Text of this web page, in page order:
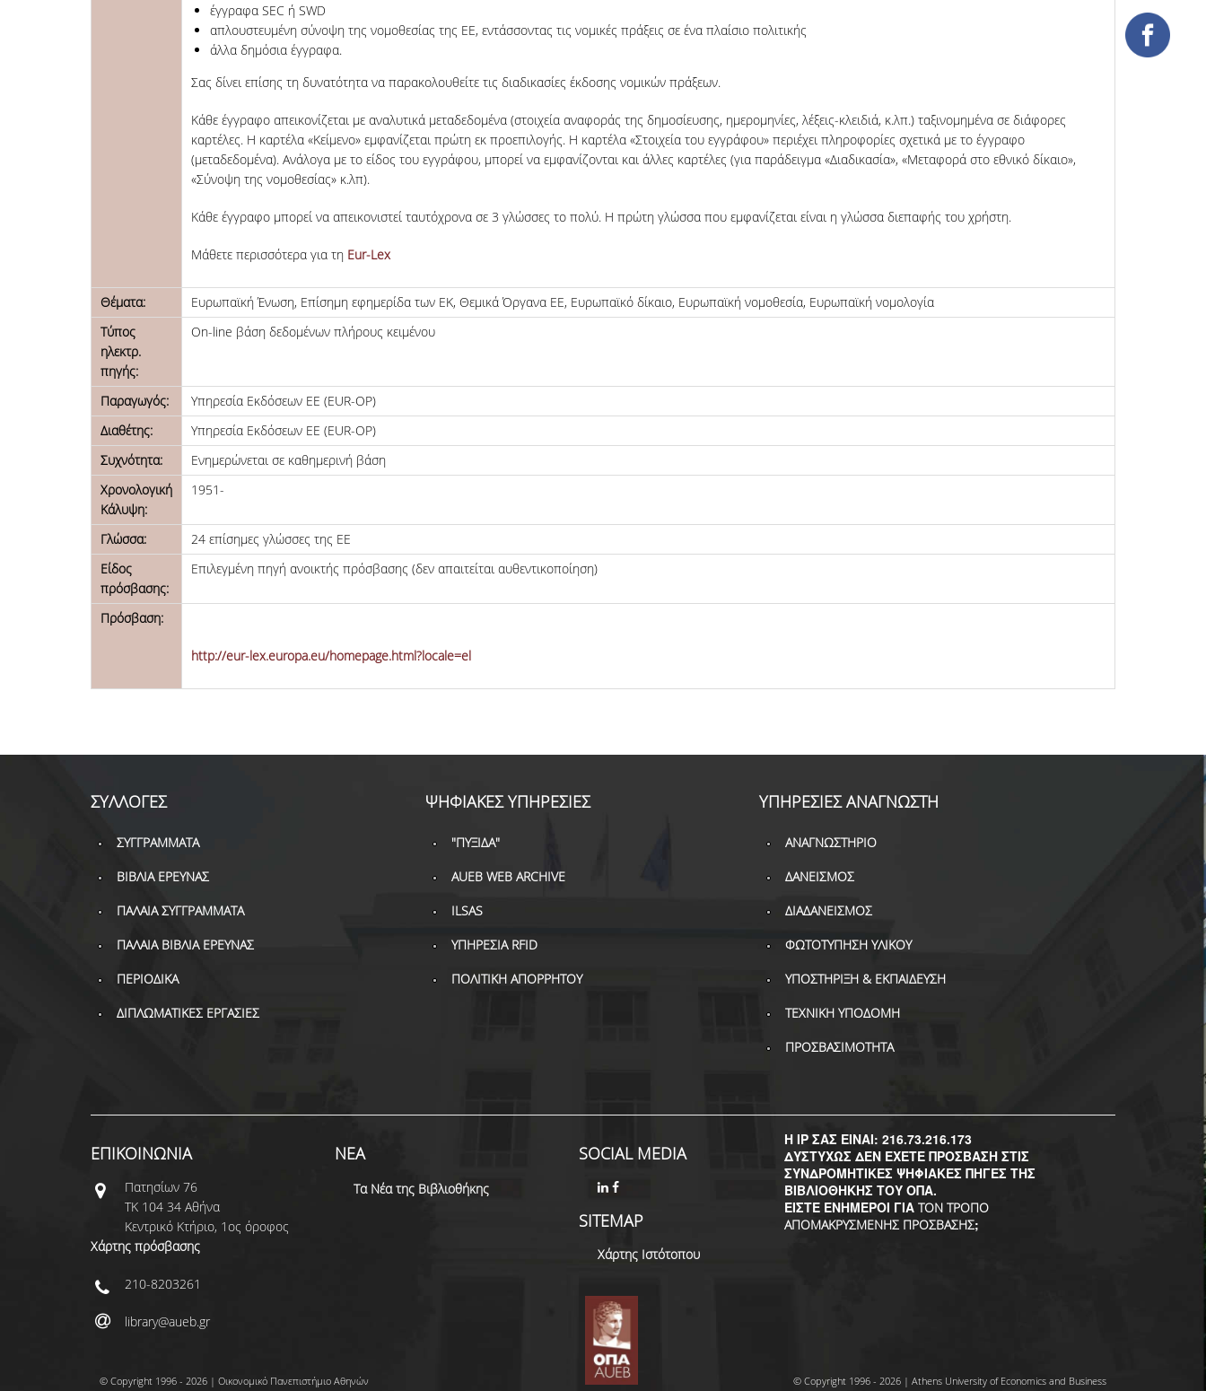
έγγραφα SEC ή SWD
απλουστευμένη σύνοψη της νομοθεσίας της ΕΕ, εντάσσοντας τις νομικές πράξεις σε ένα πλαίσιο πολιτικής
άλλα δημόσια έγγραφα.
Σας δίνει επίσης τη δυνατότητα να παρακολουθείτε τις διαδικασίες έκδοσης νομικών πράξεων.
Κάθε έγγραφο απεικονίζεται με αναλυτικά μεταδεδομένα (στοιχεία αναφοράς της δημοσίευσης, ημερομηνίες, λέξεις-κλειδιά, κ.λπ.) ταξινομημένα σε διάφορες
καρτέλες. Η καρτέλα «Κείμενο» εμφανίζεται πρώτη εκ προεπιλογής. Η καρτέλα «Στοιχεία του εγγράφου» περιέχει πληροφορίες σχετικά με το έγγραφο
(μεταδεδομένα). Ανάλογα με το είδος του εγγράφου, μπορεί να εμφανίζονται και άλλες καρτέλες (για παράδειγμα «Διαδικασία», «Μεταφορά στο εθνικό δίκαιο»,
«Σύνοψη της νομοθεσίας» κ.λπ).
Κάθε έγγραφο μπορεί να απεικονιστεί ταυτόχρονα σε 3 γλώσσες το πολύ. Η πρώτη γλώσσα που εμφανίζεται είναι η γλώσσα διεπαφής του χρήστη.
Μάθετε περισσότερα για τη Eur-Lex
Θέματα:
Ευρωπαϊκή Ένωση, Επίσημη εφημερίδα των ΕΚ, Θεμικά Όργανα ΕΕ, Ευρωπαϊκό δίκαιο, Ευρωπαϊκή νομοθεσία, Ευρωπαϊκή νομολογία
Τύπος
ηλεκτρ.
πηγής:
On-line βάση δεδομένων πλήρους κειμένου
Παραγωγός:
Υπηρεσία Εκδόσεων ΕΕ (EUR-OP)
Διαθέτης:
Υπηρεσία Εκδόσεων ΕΕ (EUR-OP)
Συχνότητα:
Ενημερώνεται σε καθημερινή βάση
Χρονολογική
Κάλυψη:
1951-
Γλώσσα:
24 επίσημες γλώσσες της ΕΕ
Είδος
πρόσβασης:
Επιλεγμένη πηγή ανοικτής πρόσβασης (δεν απαιτείται αυθεντικοποίηση)
Πρόσβαση:
http://eur-lex.europa.eu/homepage.html?locale=el
ΣΥΛΛΟΓΕΣ
ΣΥΓΓΡΑΜΜΑΤΑ
ΒΙΒΛΙΑ ΕΡΕΥΝΑΣ
ΠΑΛΑΙΑ ΣΥΓΓΡΑΜΜΑΤΑ
ΠΑΛΑΙΑ ΒΙΒΛΙΑ ΕΡΕΥΝΑΣ
ΠΕΡΙΟΔΙΚΑ
ΔΙΠΛΩΜΑΤΙΚΕΣ ΕΡΓΑΣΙΕΣ
ΨΗΦΙΑΚΕΣ ΥΠΗΡΕΣΙΕΣ
"ΠΥΞΙΔΑ"
AUEB WEB ARCHIVE
ILSAS
ΥΠΗΡΕΣΙΑ RFID
ΠΟΛΙΤΙΚΗ ΑΠΟΡΡΗΤΟΥ
ΥΠΗΡΕΣΙΕΣ ΑΝΑΓΝΩΣΤΗ
ΑΝΑΓΝΩΣΤΗΡΙΟ
ΔΑΝΕΙΣΜΟΣ
ΔΙΑΔΑΝΕΙΣΜΟΣ
ΦΩΤΟΤΥΠΗΣΗ ΥΛΙΚΟΥ
ΥΠΟΣΤΗΡΙΞΗ & ΕΚΠΑΙΔΕΥΣΗ
ΤΕΧΝΙΚΗ ΥΠΟΔΟΜΗ
ΠΡΟΣΒΑΣΙΜΟΤΗΤΑ
Η IP ΣΑΣ ΕΙΝΑΙ: 216.73.216.173
ΔΥΣΤΥΧΩΣ ΔΕΝ ΕΧΕΤΕ ΠΡΟΣΒΑΣΗ ΣΤΙΣ
ΣΥΝΔΡΟΜΗΤΙΚΕΣ ΨΗΦΙΑΚΕΣ ΠΗΓΕΣ ΤΗΣ
ΒΙΒΛΙΟΘΗΚΗΣ ΤΟΥ ΟΠΑ.
ΕΙΣΤΕ ΕΝΗΜΕΡΟΙ ΓΙΑ ΤΟΝ ΤΡΟΠΟ
ΑΠΟΜΑΚΡΥΣΜΕΝΗΣ ΠΡΟΣΒΑΣΗΣ;
ΕΠΙΚΟΙΝΩΝΙΑ
Πατησίων 76
ΤΚ 104 34 Αθήνα
Κεντρικό Κτήριο, 1ος όροφος
Χάρτης πρόσβασης
210-8203261
library@aueb.gr
ΝΕΑ
Τα Νέα της Βιβλιοθήκης
SOCIAL MEDIA
SITEMAP
Χάρτης Ιστότοπου
© Copyright 1996 - 2026 | Οικονομικό Πανεπιστήμιο Αθηνών © Copyright 1996 - 2026 | Athens University of Economics and Business